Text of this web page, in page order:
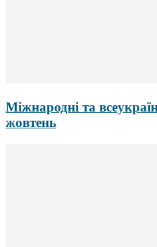
Міжнародні та
жовтень